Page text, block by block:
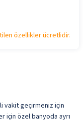
özellikler ücretlidir.
vakit geçirmeniz için
için özel banyoda ayrı